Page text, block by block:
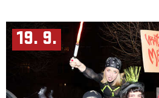
19. 9.